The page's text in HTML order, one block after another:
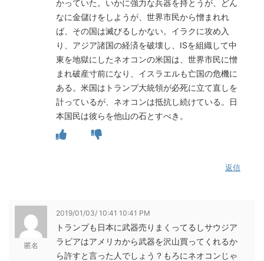
かっていた。いかに強力な兵器を持とうが、どん
なに金儲けをしようが、世界市民から憎まれれ
ば、その国は滅びるしかない。イラクに攻め入
り、アジア諸国の経済を破壊し、ISを組織して中
東を地獄にしたネオコンの米国は、世界市民に憎
まれ破産寸前になり、イスラエルも亡国の危機に
ある。米国はトランプ大統領が必死に立て直しを
計っているが、ネオコンは抵抗し続けている。日
本国民は彼らを他山の石とすべき。
返信
匿名
2019/01/03/ 10:41 10:41 PM
トランプも日本に武器売りまくってるしサウジア
ラビアはアメリカから武器を沢山買ってくれるか
ら許すと言った人でしょう？もろにネオコンじゃ